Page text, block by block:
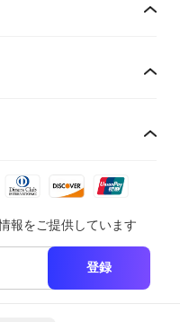
報をご提供しています
登録